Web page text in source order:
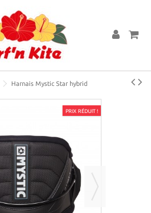
Harnais Mystic Star hybrid
PRIX RÉDUIT !